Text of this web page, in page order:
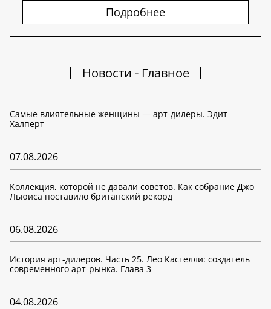
Подробнее
Новости - Главное
Самые влиятельные женщины — арт-дилеры. Эдит
Халперт
07.08.2026
Коллекция, которой не давали советов. Как собрание Джо
Льюиса поставило британский рекорд
06.08.2026
История арт-дилеров. Часть 25. Лео Кастелли: создатель
современного арт-рынка. Глава 3
04.08.2026